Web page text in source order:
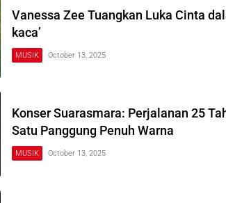
Vanessa Zee Tuangkan Luka Cinta
kaca’
MUSIK October 13, 2025
Konser Suarasmara: Perjalanan 25
Satu Panggung Penuh Warna
MUSIK October 13, 2025